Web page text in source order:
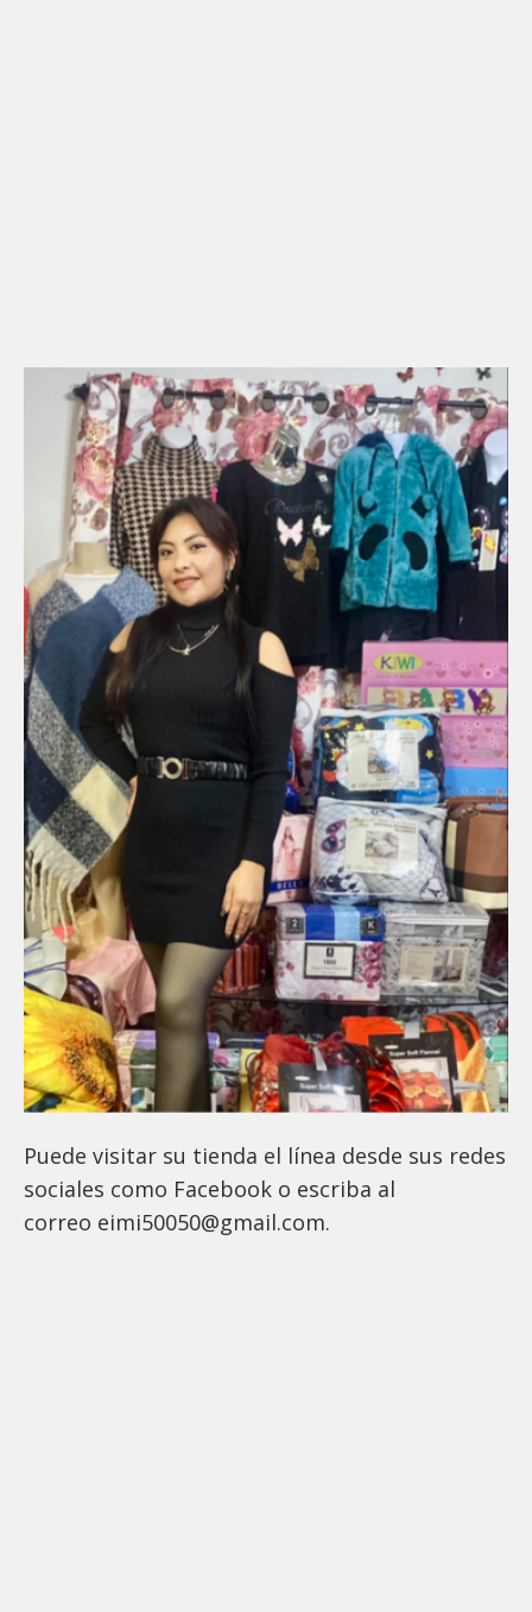
Puede visitar su tienda el línea desde sus redes
sociales como Facebook o escriba al
correo eimi50050@gmail.com.